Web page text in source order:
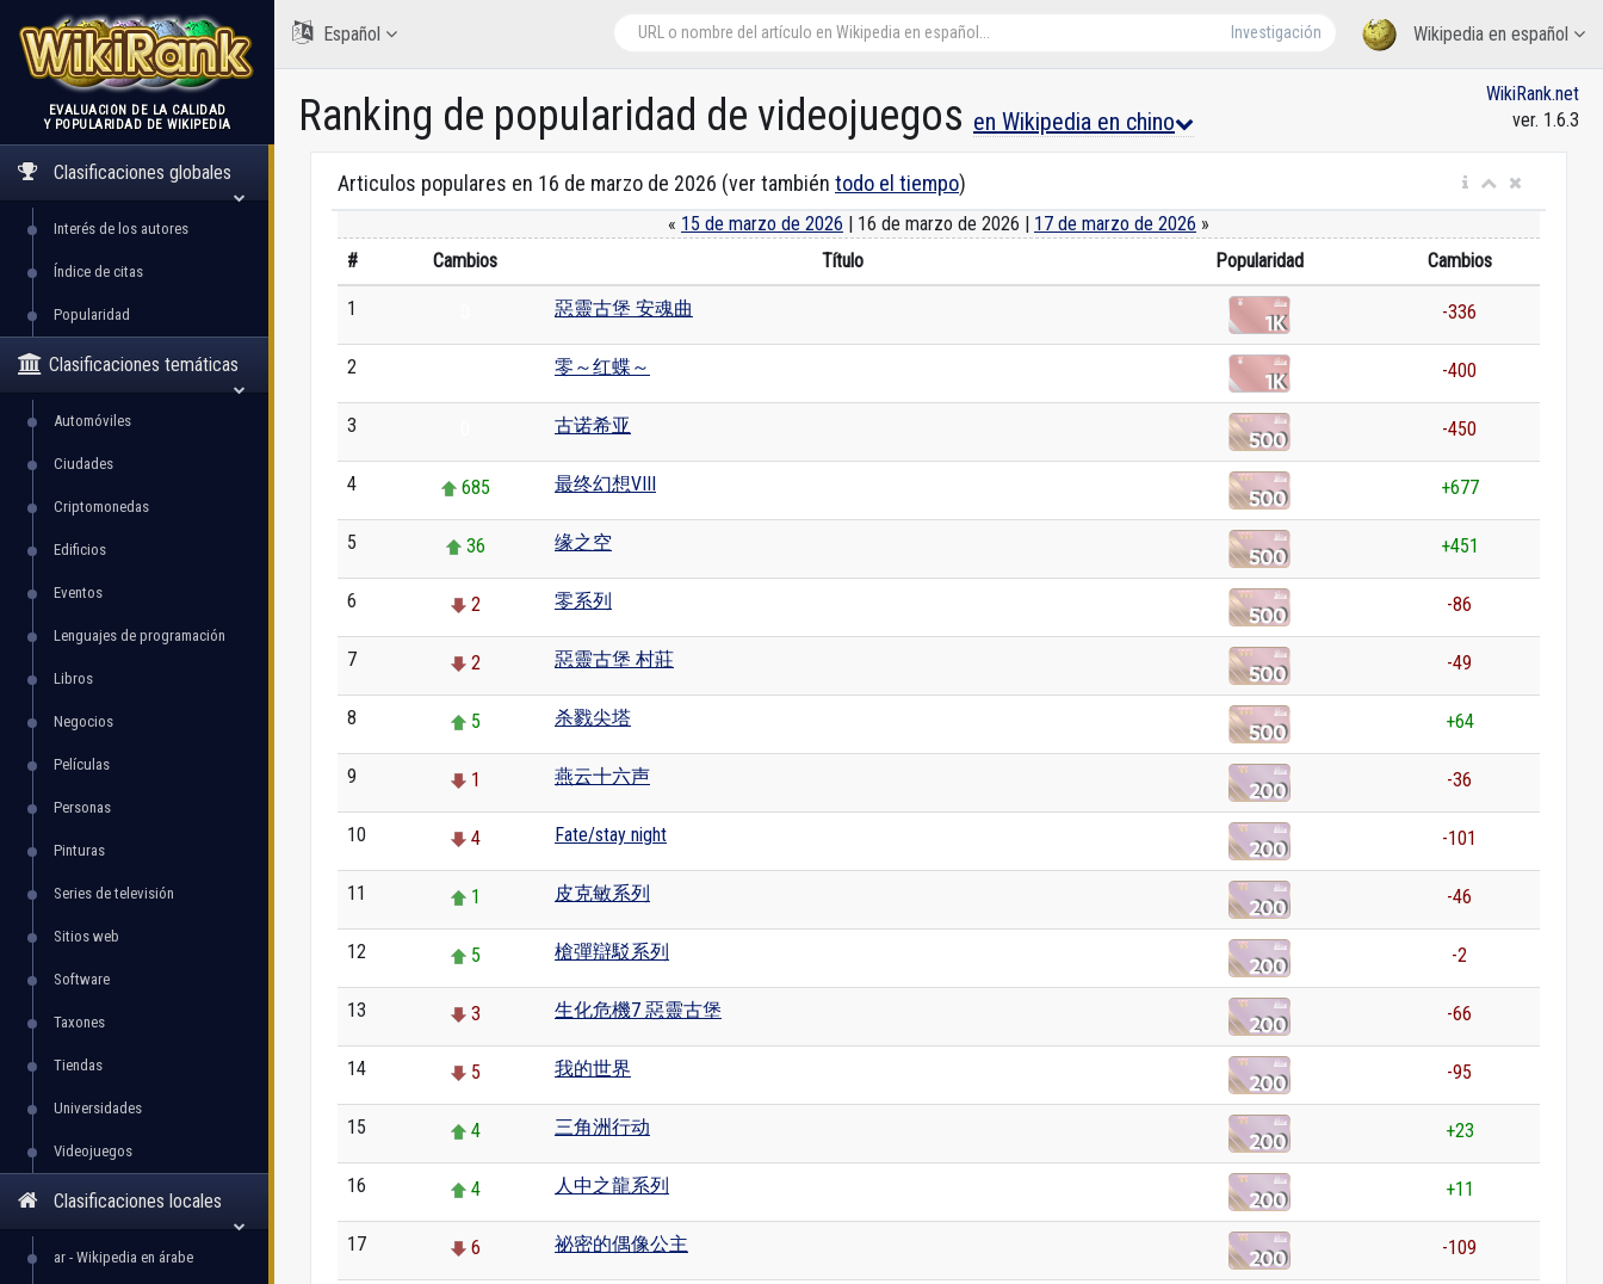
WikiRank
EVALUACIÓN DE LA CALIDAD
Y POPULARIDAD DE WIKIPEDIA
Clasificaciones globales
Interés de los autores
Índice de citas
Popularidad
Clasificaciones temáticas
Automóviles
Ciudades
Criptomonedas
Edificios
Eventos
Lenguajes de programación
Libros
Negocios
Películas
Personas
Pinturas
Series de televisión
Sitios web
Software
Taxones
Tiendas
Universidades
Videojuegos
Clasificaciones locales
ar - Wikipedia en árabe
Wikipedia en español
Investigación
Español
Ranking de popularidad de videojuegos en Wikipedia en chino
WikiRank.net
ver. 1.6.3
Articulos populares en 16 de marzo de 2026 (ver también todo el tiempo)
« 15 de marzo de 2026 | 16 de marzo de 2026 | 17 de marzo de 2026 »
#
Cambios Título Popularidad Cambios
1 惡靈古堡 安魂曲 -336
2 零～红蝶～ -400
3 古诺希亚 -450
4 685 最终幻想VIII +677
5 36 缘之空 +451
6 2 零系列 -86
7 2 惡靈古堡 村莊 -49
8 5 杀戮尖塔 +64
9 1 燕云十六声 -36
10 4 Fate/stay night -101
11 1 皮克敏系列 -46
12 5 槍彈辯駁系列 -2
13 3 生化危機7 惡靈古堡 -66
14 5 我的世界 -95
15 4 三角洲行动 +23
16 4 人中之龍系列 +11
17 6 祕密的偶像公主 -109